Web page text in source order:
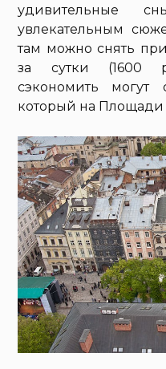
удивительные
увлекательным
там можно снять
за сутки (1600
сэкономить могут
который на Площади